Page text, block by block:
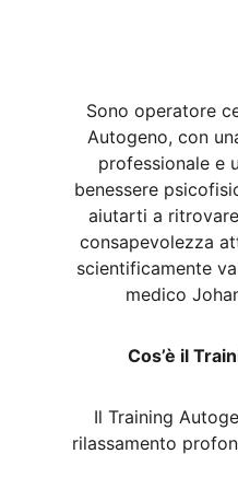
Sono operatore
Autogeno, con
professionale e
benessere
aiutarti a
consapevolezza
scientificamente
medico
Cos’è il
Il Training
rilassamento